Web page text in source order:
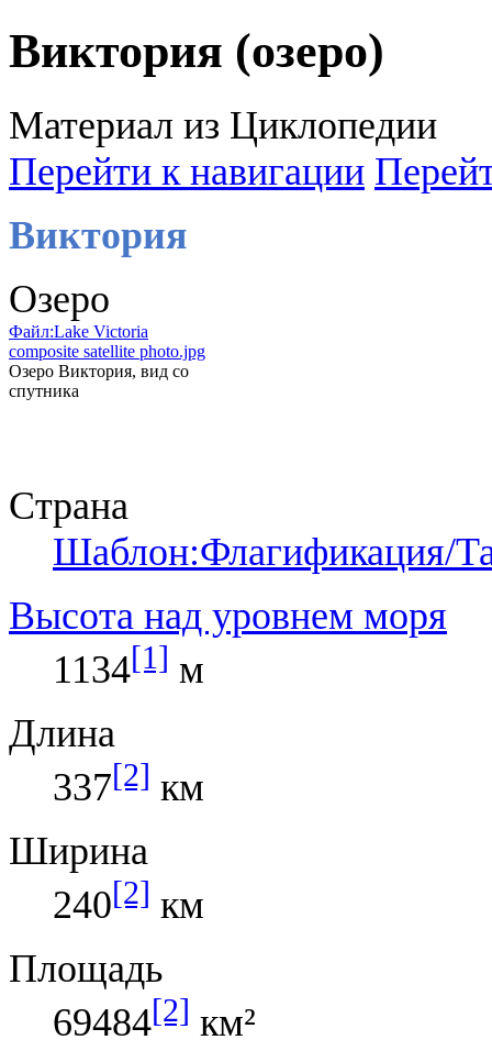
Виктория (озеро)
Материал из Циклопедии
Перейти к навигации
Виктория
Озеро
Файл:Lake Victoria
composite satellite photo.jpg
Озеро Виктория, вид со
спутника
Страна
Шаблон:Флагификация/
Высота над уровнем моря
1134[1] м
Длина
337[2] км
Ширина
240[2] км
Площадь
69484[2] км²